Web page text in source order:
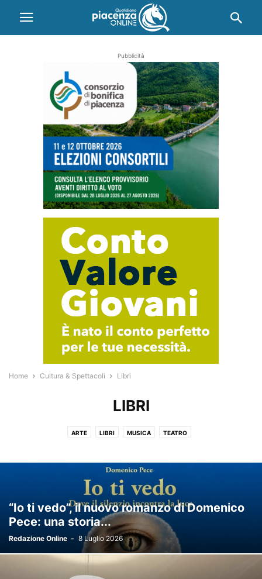
Pubblicità
Home Cultura & Spettacoli Libri
LIBRI
ARTE LIBRI MUSICA TEATRO
“Io ti vedo”, il nuovo romanzo di Domenico
Pece: una storia...
Redazione Online - 8 Luglio 2026